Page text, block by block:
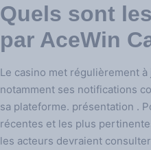
Quels sont
par AceWin
Le casino met régulièrement
notamment ses notifications
sa plateforme. présentation .
récentes et les plus
les acteurs devraient